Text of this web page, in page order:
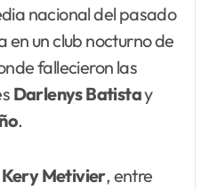
nacional del pasado
en un club nocturno de
fallecieron las
Darlenys Batistay
.
Metivier, entre